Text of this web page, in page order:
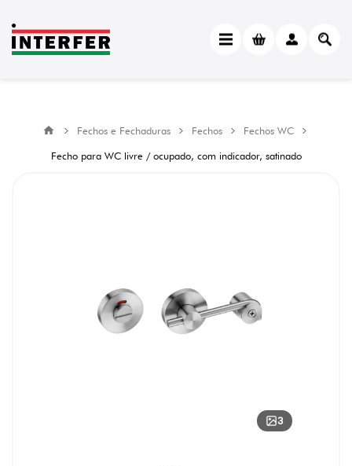
Fechos e Fechaduras Fechos
Fechos WC
Fecho para WC livre / ocupado, com indicador, satinado
3